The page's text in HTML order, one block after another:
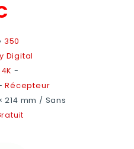
350
Digital
-
Récepteur
214 mm / Sans